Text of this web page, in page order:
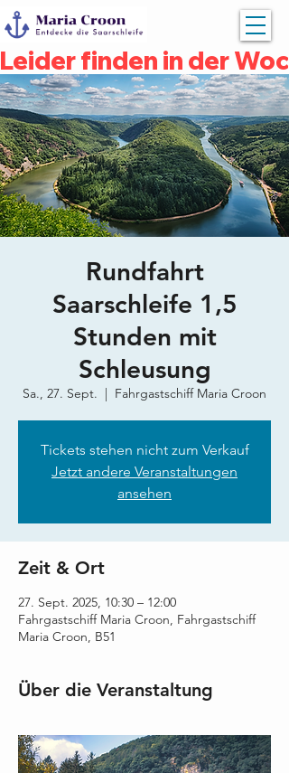
Leider finden in der
Rundfahrt
Saarschleife 1,5
Stunden mit
Schleusung
Sa., 27. Sept.
  |
Fahrgastschiff Maria Croon
Tickets stehen nicht zum Verkauf
Jetzt andere Veranstaltungen
ansehen
Zeit & Ort
27. Sept. 2025, 10:30 – 12:00
Fahrgastschiff Maria Croon, Fahrgastschiff
Maria Croon, B51
Über die Veranstaltung